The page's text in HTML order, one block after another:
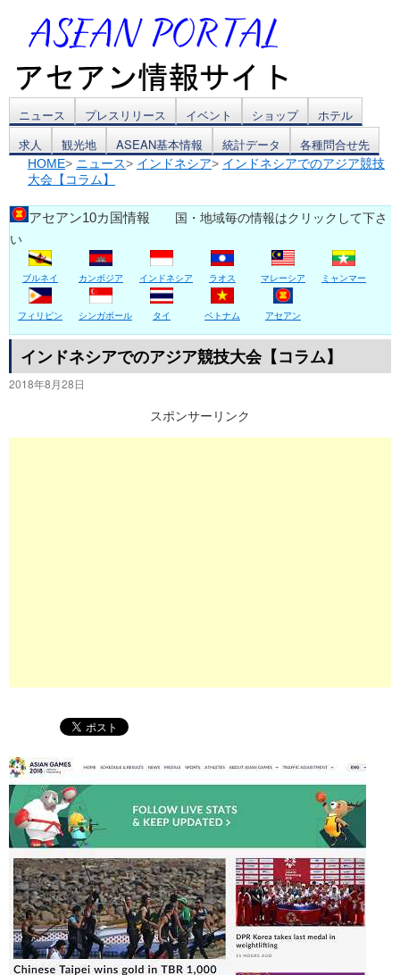
コ
ン
テ
ン
ツ
へ
ス
ッ
ニュース プレスリリース イベント ショップ
ホテル
求人
観光地 ASEAN基本情報 統計データ 各種問合せ先
HOME> ニュース> インドネシア> インドネシアでのアジア競技
大会【コラム】
アセアン10カ国情報 国・地域毎の情報はクリックして下さ
い
ブルネイ カンボジア インドネシア ラオス マレーシア ミャンマー
フィリピン シンガポール タイ ベトナム アセアン
インドネシアでのアジア競技大会【コラム】
2018年8月28日
スポンサーリンク